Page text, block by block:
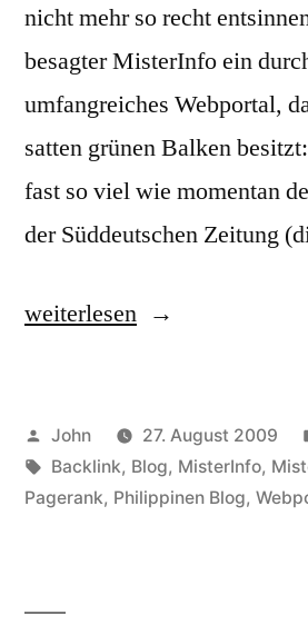
nicht mehr so recht
besagter MisterInfo ein
umfangreiches Webportal,
satten grünen Balken
fast so viel wie momentan
der Süddeutschen Zeitung
„MisterInfo
Webportal
zum
weiterlesen
Veröffentlicht
von
John 27. August 2009
Schlagwörter:
Backlink, Blog, MisterInfo,
Pagerank, Philippinen Blog,